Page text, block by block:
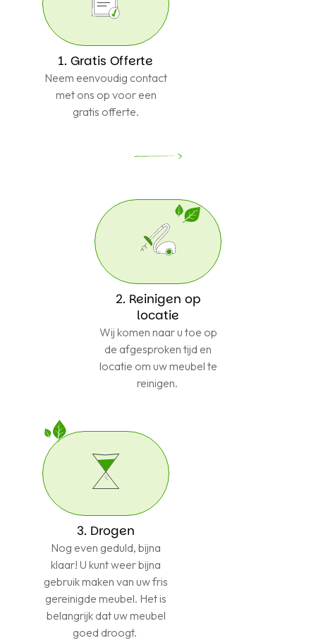
1. Gratis Offerte
Neem eenvoudig contact
met ons op voor een
gratis offerte.
2. Reinigen op
locatie
Wij komen naar u toe op
de afgesproken tijd en
locatie om uw meubel te
reinigen.
3. Drogen
Nog even geduld, bijna
klaar! U kunt weer bijna
gebruik maken van uw fris
gereinigde meubel. Het is
belangrijk dat uw meubel
goed droogt.